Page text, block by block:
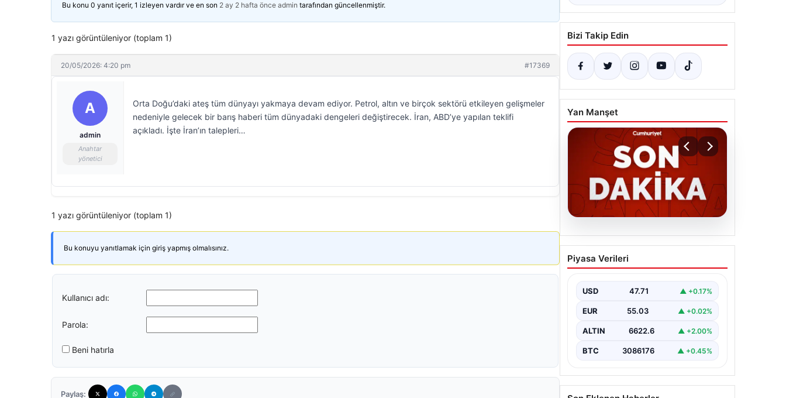
Bu konu 0 yanıt içerir, 1 izleyen vardır ve en son 2 ay 2 hafta önce admin tarafından güncellenmiştir.
1 yazı görüntüleniyor (toplam 1)
20/05/2026: 4:20 pm #17369
A
admin
Anahtar
yönetici
Orta Doğu’daki ateş tüm dünyayı yakmaya devam ediyor. Petrol, altın ve birçok sektörü etkileyen gelişmeler
nedeniyle gelecek bir barış haberi tüm dünyadaki dengeleri değiştirecek. İran, ABD’ye yapılan teklifi
açıkladı. İşte İran’ın talepleri…
1 yazı görüntüleniyor (toplam 1)
Bu konuyu yanıtlamak için giriş yapmış olmalısınız.
Kullanıcı adı:
Parola:
Beni hatırla
Paylaş:
Bizi Takip Edin
Yan Manşet
06.08.2026
MGK’den 8 maddelik kritik
bildiri: Dikkat çeken
Piyasa Verileri
USD 47.71 ▲ +0.17%
EUR 55.03 ▲ +0.02%
ALTIN 6622.6 ▲ +2.00%
BTC 3086176 ▲ +0.45%